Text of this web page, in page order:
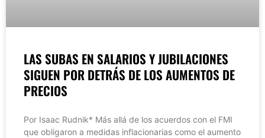
LAS SUBAS EN SALARIOS Y JUBILACIONES
SIGUEN POR DETRÁS DE LOS AUMENTOS DE
PRECIOS
Por Isaac Rudnik* Más allá de los acuerdos con el FMI
que obligaron a medidas inflacionarias como el aumento